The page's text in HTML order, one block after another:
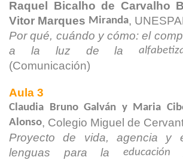
Raquel Bicalho de Carvalho
Vitor Marques Miranda,
Por qué, cuándo y cómo: el
a la luz de la
(Comunicación)
Aula 3
Claudia Bruno Galván y Maria
Alonso, Colegio Miguel de
Proyecto de vida, agencia y
lenguas para la